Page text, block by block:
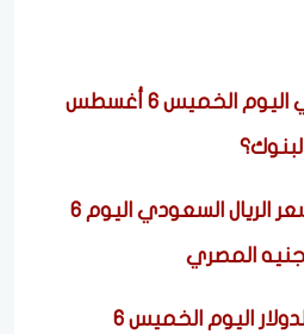
سعر الدرهم الإماراتي اليوم الخميس 6 أغسطس
بكام في البنوك؟.. سعر الريال السعودي اليوم 6
الأخضر بكام؟.. سعر الدولار اليوم الخميس 6